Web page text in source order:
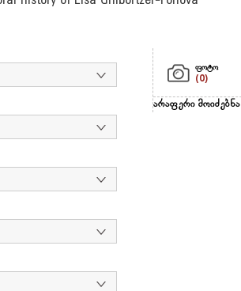
ფოტო
(0)
არაფერი მოიძებნა